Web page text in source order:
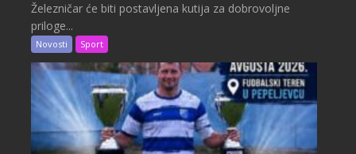
Železničar će biti postavljena kutija za dobrovoljne
priloge...
Novosti Sport